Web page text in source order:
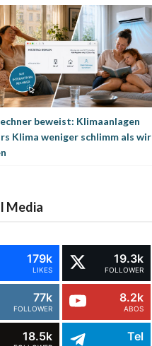
beweist: Klimaanlagen
Klima weniger schlimm als wir
Media
179k
LIKES
19.3k
FOLLOWER
77k
FOLLOWER
8.2k
ABOS
18.5k Tel